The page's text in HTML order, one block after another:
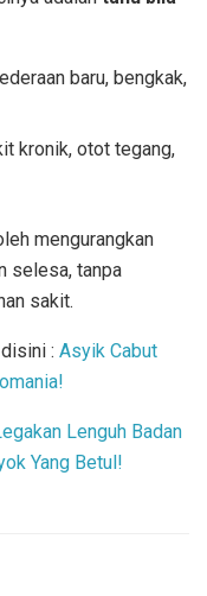
baru, bengkak,
kronik, otot tegang,
mengurangkan
selesa, tanpa
sakit.
: Asyik Cabut
Lenguh Badan
Yang Betul!